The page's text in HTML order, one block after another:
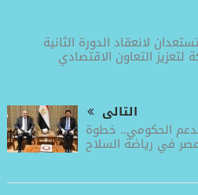
لانعقاد الدورة الثانية
لتعزيز التعاون الاقتصادي
التالى
الحكومي.. خطوة
في رياضة السلاح